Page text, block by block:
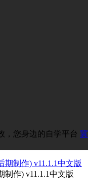
，您身边的自学平台 冀
制作) v11.1.1中文版